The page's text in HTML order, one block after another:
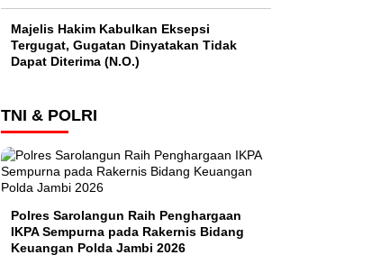
Majelis Hakim Kabulkan Eksepsi
Tergugat, Gugatan Dinyatakan Tidak
Dapat Diterima (N.O.)
TNI & POLRI
Polres Sarolangun Raih Penghargaan
IKPA Sempurna pada Rakernis Bidang
Keuangan Polda Jambi 2026